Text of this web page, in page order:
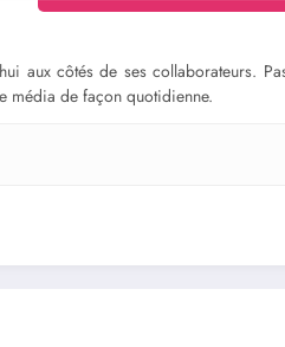
aux côtés de ses collaborateurs.
média de façon quotidienne.